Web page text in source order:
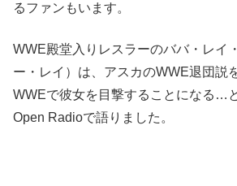
るファンもいます。
WWE殿堂入りレスラーのババ・レイ
ー・レイ）は、アスカのWWE退団説
WWEで彼女を目撃することになる…
Open Radioで語りました。